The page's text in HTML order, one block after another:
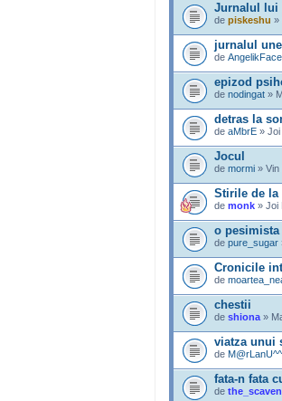
Jurnalul lui
de piskeshu »
jurnalul
de AngelikFace
epizod
de nodingat »
detras la
de aMbrE » Joi
Jocul
de mormi » Vin
Stirile de la
de monk » Joi
o
de pure_sugar
Cronicile
de
chestii
de shiona »
viatza unui
de M@rLanU^^
fata-n fata
de